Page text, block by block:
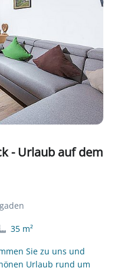
- Urlaub auf dem
35 m²
Sie zu uns und
Urlaub rund um